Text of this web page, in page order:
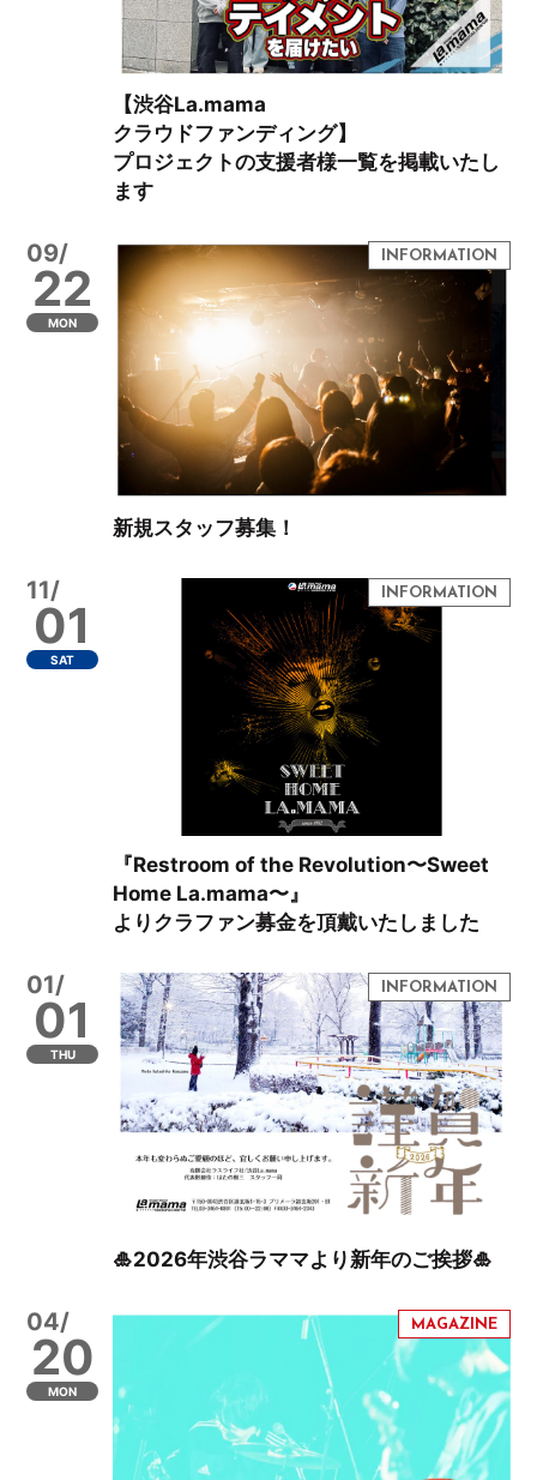
【渋谷La.mama
クラウドファンディング】
プロジェクトの支援者様一覧を掲載いたし
ます
09/
22
MON
新規スタッフ募集！
11/
01
SAT
『Restroom of the Revolution〜Sweet
Home La.mama〜』
よりクラファン募金を頂戴いたしました
01/
01
THU
🎍2026年渋谷ラママより新年のご挨拶🎍
04/
20
MON